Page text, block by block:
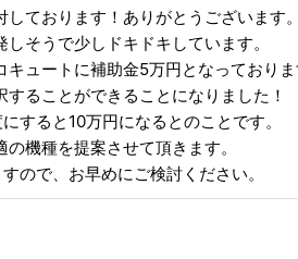
ております！ありがとうございます。
そうで少しドキドキしています。
ュートに補助金5万円となっておりま
ることができることになりました！
すると10万円になるとのことです。
機種を提案させて頂きます。
ので、お早めにご検討ください。